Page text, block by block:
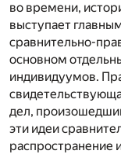
во времени,
выступает
сравнительно-
основном
индивидуумов.
дел,
эти идеи
распространение